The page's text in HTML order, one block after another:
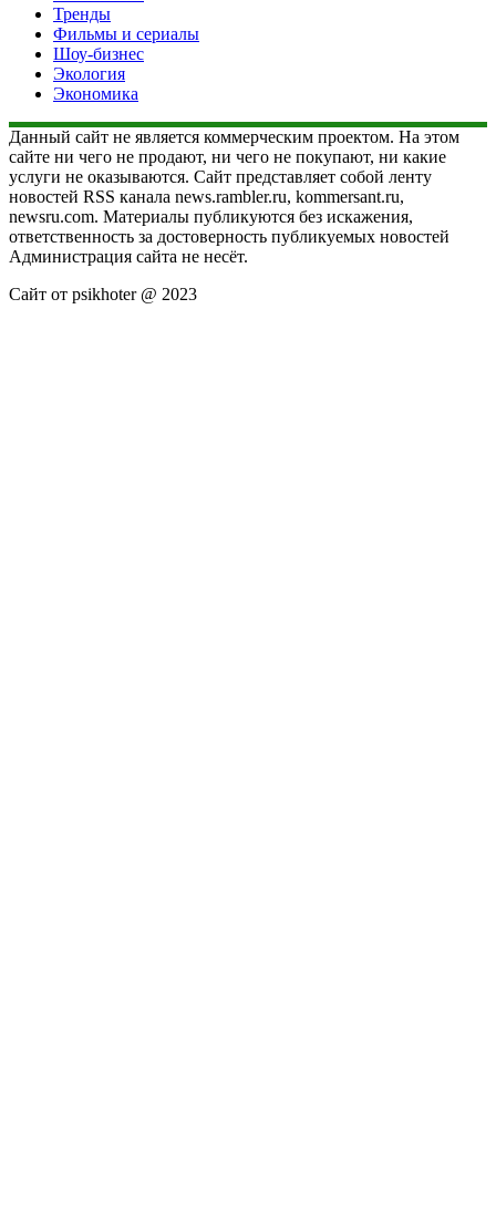
Тренды
Фильмы и сериалы
Шоу-бизнес
Экология
Экономика
Данный сайт не является коммерческим проектом. На этом
сайте ни чего не продают, ни чего не покупают, ни какие
услуги не оказываются. Сайт представляет собой ленту
новостей RSS канала news.rambler.ru, kommersant.ru,
newsru.com. Материалы публикуются без искажения,
ответственность за достоверность публикуемых новостей
Администрация сайта не несёт.
Сайт от psikhoter @ 2023